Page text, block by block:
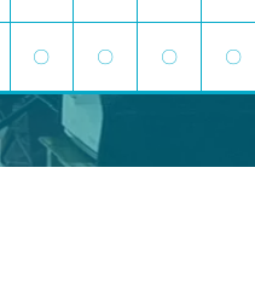
〇 〇 〇 〇